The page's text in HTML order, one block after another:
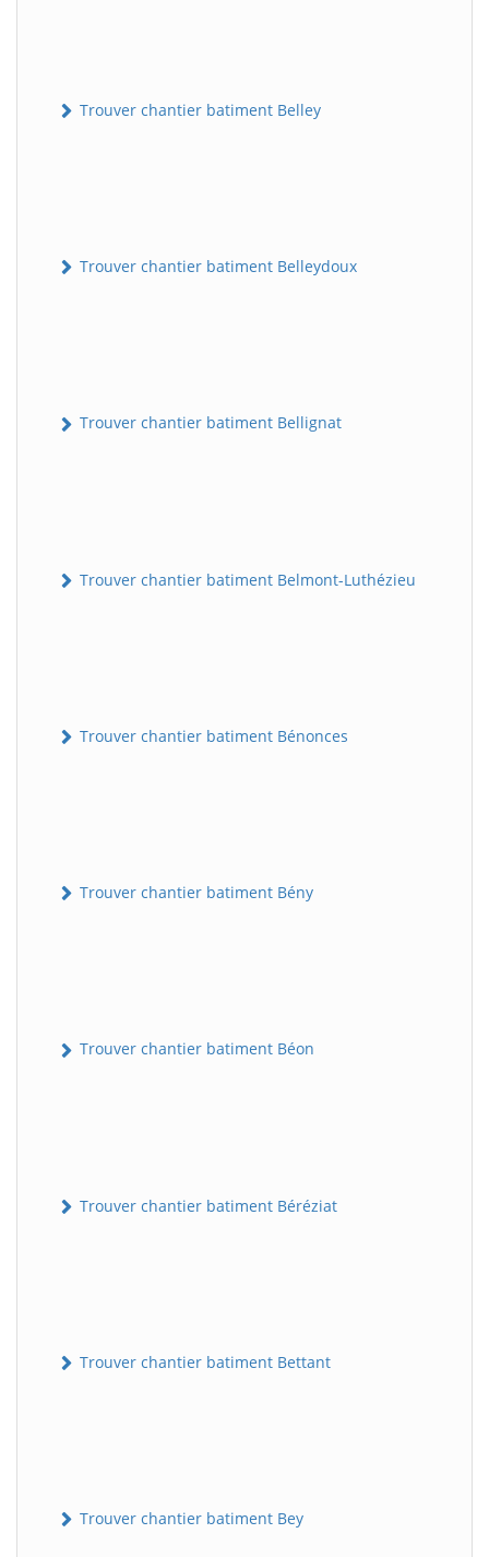
Trouver chantier batiment Belley
Trouver chantier batiment Belleydoux
Trouver chantier batiment Bellignat
Trouver chantier batiment Belmont-Luthézieu
Trouver chantier batiment Bénonces
Trouver chantier batiment Bény
Trouver chantier batiment Béon
Trouver chantier batiment Béréziat
Trouver chantier batiment Bettant
Trouver chantier batiment Bey